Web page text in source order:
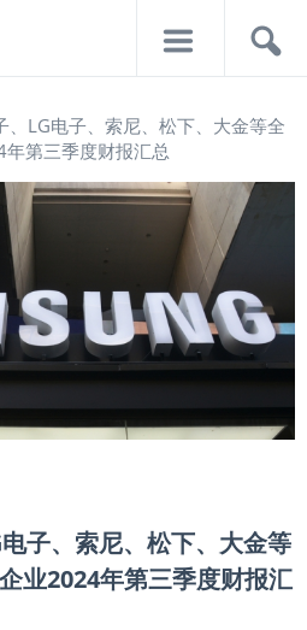
、LG电子、索尼、松下、大金等全
第三季度财报汇总
子、索尼、松下、大金等
业2024年第三季度财报汇